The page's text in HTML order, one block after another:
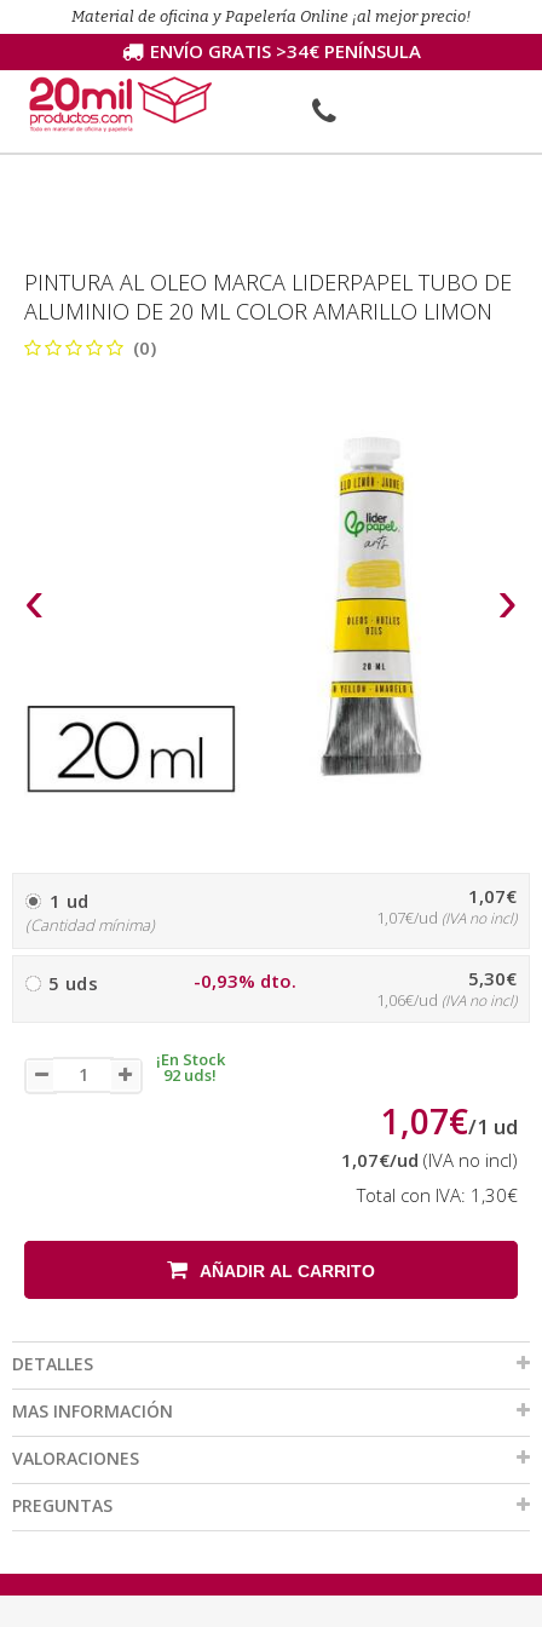
Material de oficina y Papelería Online ¡al mejor precio!
ENVÍO GRATIS >34€ PENÍNSULA
PINTURA AL OLEO MARCA LIDERPAPEL TUBO DE
ALUMINIO DE 20 ML COLOR AMARILLO LIMON
(0)
‹ ›
1 ud
(Cantidad mínima)
1,07€
1,07€/ud (IVA no incl)
5 uds -0,93% dto. 5,30€
1,06€/ud (IVA no incl)
¡En Stock
92 uds!
1,07€/1 ud
1,07€/ud (IVA no incl)
Total con IVA: 1,30€
AÑADIR AL CARRITO
DETALLES
MAS INFORMACIÓN
VALORACIONES
PREGUNTAS